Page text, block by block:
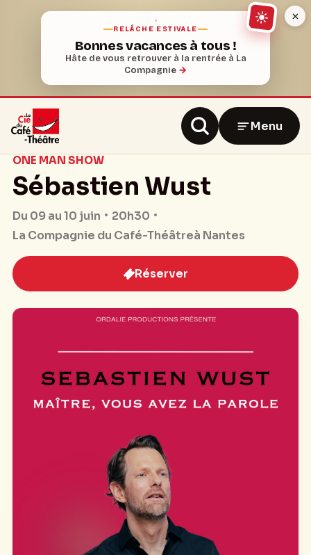
RELÂCHE ESTIVALE
Bonnes vacances à tous !
Hâte de vous retrouver à la rentrée à La
Compagnie →
Menu
ONE MAN SHOW
Sébastien Wust
Du 09 au 10 juin
20h30
La Compagnie du Café-Théâtreà Nantes
Réserver